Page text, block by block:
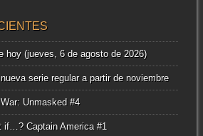
hoy (jueves, 6 de agosto de 2026)
serie regular a partir de noviembre
Unmasked #4
if…? Captain America #1